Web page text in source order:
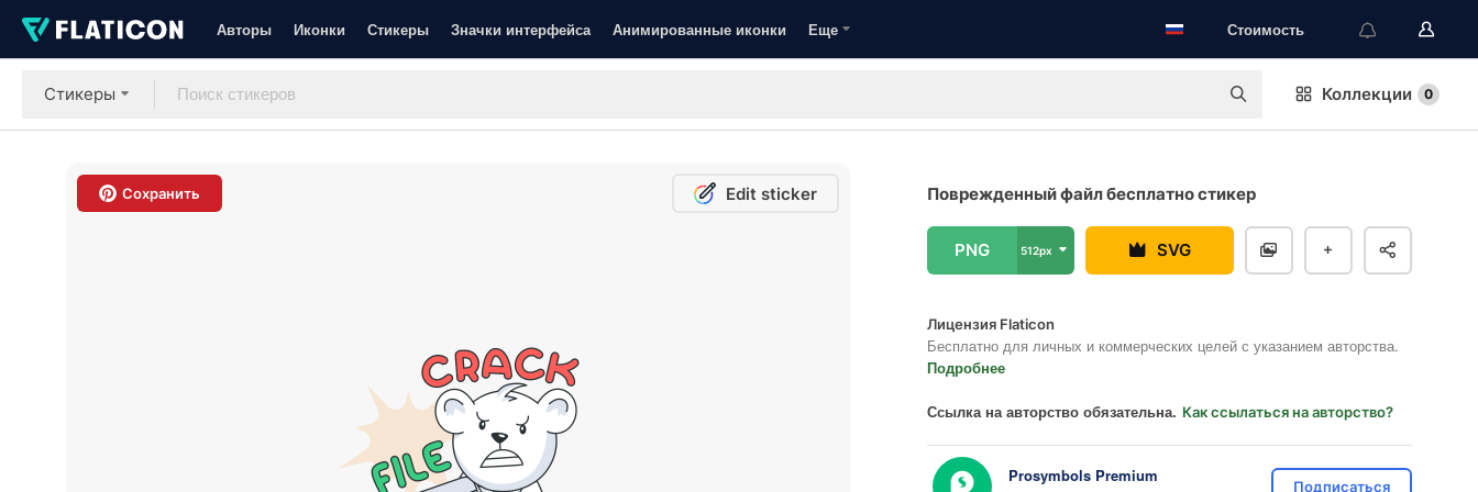
Авторы Иконки Стикеры Значки интерфейса Анимированные иконки Еще Стоимость
Стикеры Коллекции 0
Сохранить Edit sticker Поврежденный файл бесплатно стикер
PNG 512px SVG
Лицензия Flaticon
Бесплатно для личных и коммерческих целей с указанием авторства.
Подробнее
Ссылка на авторство обязательна. Как ссылаться на авторство?
Prosymbols Premium
Подписаться